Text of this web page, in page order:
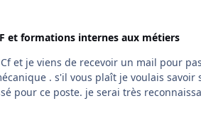
et formations internes aux métiers
et je viens de recevoir un mail pour
. s'il vous plaît je voulais savoir
peut m'aider à savoir comment sa ce passe-il je suis intéressé